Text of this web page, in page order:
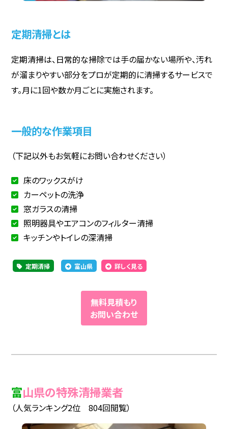
定期清掃とは
定期清掃は、日常的な掃除では手の届かない場所や、汚れ
が溜まりやすい部分をプロが定期的に清掃するサービスで
す。月に1回や数か月ごとに実施されます。
一般的な作業項目
（下記以外もお気軽にお問い合わせください）
床のワックスがけ
カーペットの洗浄
窓ガラスの清掃
照明器具やエアコンのフィルター清掃
キッチンやトイレの深清掃
定期清掃 富山県 詳しく見る
無料見積もり
お問い合わせ
富山県の特殊清掃業者
（人気ランキング2位 804回閲覧）